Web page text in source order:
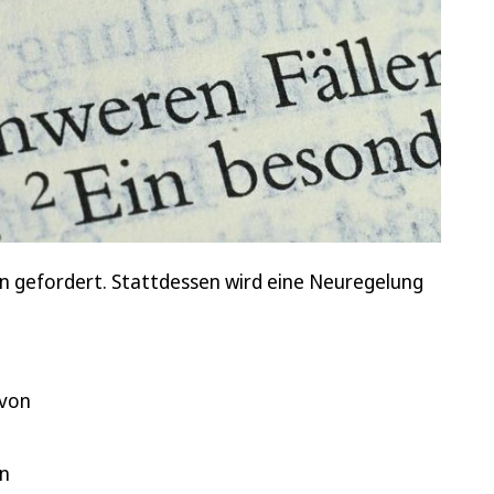
gefordert. Stattdessen wird eine Neuregelung